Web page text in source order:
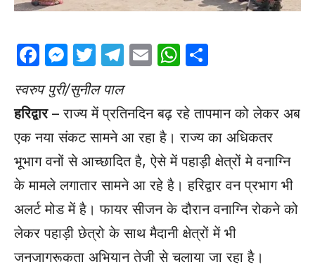
Facebook
Messenger
Twitter
Telegram
EmailWhatsApp
स्वरुप पुरी/सुनील पाल
हरिद्वार– राज्य में प्रतिनदिन बढ़ रहे तापमान को लेकर अब
एक नया संकट सामने आ रहा है। राज्य का अधिकतर
भूभाग वनों से आच्छादित है, ऐसे में पहाड़ी क्षेत्रों मे वनाग्नि
के मामले लगातार सामने आ रहे है। हरिद्वार वन प्रभाग भी
अलर्ट मोड में है। फायर सीजन के दौरान वनाग्नि रोकने को
लेकर पहाड़ी छेत्रो के साथ मैदानी क्षेत्रों में भी
जनजागरूकता अभियान तेजी से चलाया जा रहा है।